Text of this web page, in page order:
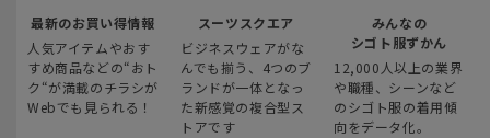
最新のお買い得情報
人気アイテムやおす
すめ商品などの“おト
ク“が満載のチラシが
Webでも見られる！
スーツスクエア
ビジネスウェアがな
んでも揃う、4つのブ
ランドが一体となっ
た新感覚の複合型ス
トアです
みんなの
シゴト服ずかん
12,000人以上の業界
や職種、シーンなど
のシゴト服の着用傾
向をデータ化。